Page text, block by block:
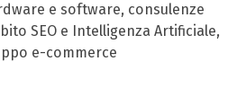
e software, consulenze
SEO e Intelligenza Artificiale,
e-commerce